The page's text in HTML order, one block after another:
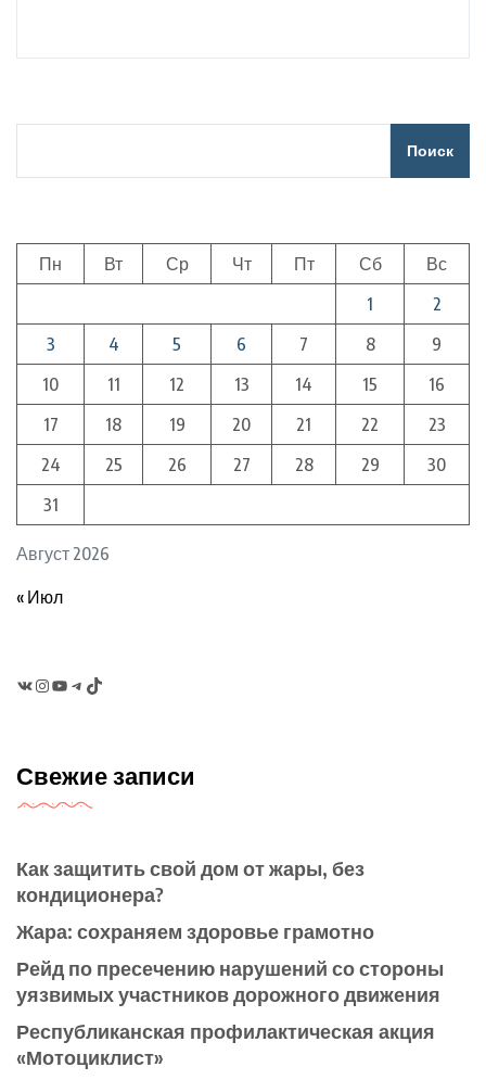
Поиск
Август 2026
Пн Вт Ср Чт Пт Сб
Вс
1
2
3
4 5 6 7 8
9
10
11 12 13 14 15
16
17
18 19 20 21 22
23
24
25 26 27 28 29
30
31
« Июл
Instagram
YouTubeTelegram
TikTok
Свежие записи
Как защитить свой дом от жары, без
кондиционера?
Жара: сохраняем здоровье грамотно
Рейд по пресечению нарушений со стороны
уязвимых участников дорожного движения
Республиканская профилактическая акция
«Мотоциклист»